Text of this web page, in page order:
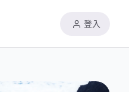
登入